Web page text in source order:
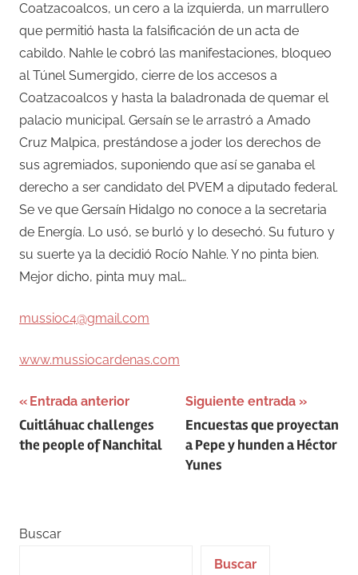
Coatzacoalcos, un cero a la izquierda, un marrullero
que permitió hasta la falsificación de un acta de
cabildo. Nahle le cobró las manifestaciones, bloqueo
al Túnel Sumergido, cierre de los accesos a
Coatzacoalcos y hasta la baladronada de quemar el
palacio municipal. Gersaín se le arrastró a Amado
Cruz Malpica, prestándose a joder los derechos de
sus agremiados, suponiendo que así se ganaba el
derecho a ser candidato del PVEM a diputado federal.
Se ve que Gersaín Hidalgo no conoce a la secretaria
de Energía. Lo usó, se burló y lo desechó. Su futuro y
su suerte ya la decidió Rocío Nahle. Y no pinta bien.
Mejor dicho, pinta muy mal…
mussioc4@gmail.com
www.mussiocardenas.com
Navegación
de
Entrada anterior
Cuitláhuac challenges
the people of Nanchital
Siguiente entrada
Encuestas que proyectan
a Pepe y hunden a Héctor
Yunes
Buscar
Buscar